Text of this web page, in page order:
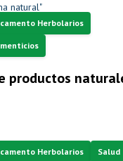
natural"
Herbolarios
productos
Herbolarios Salud